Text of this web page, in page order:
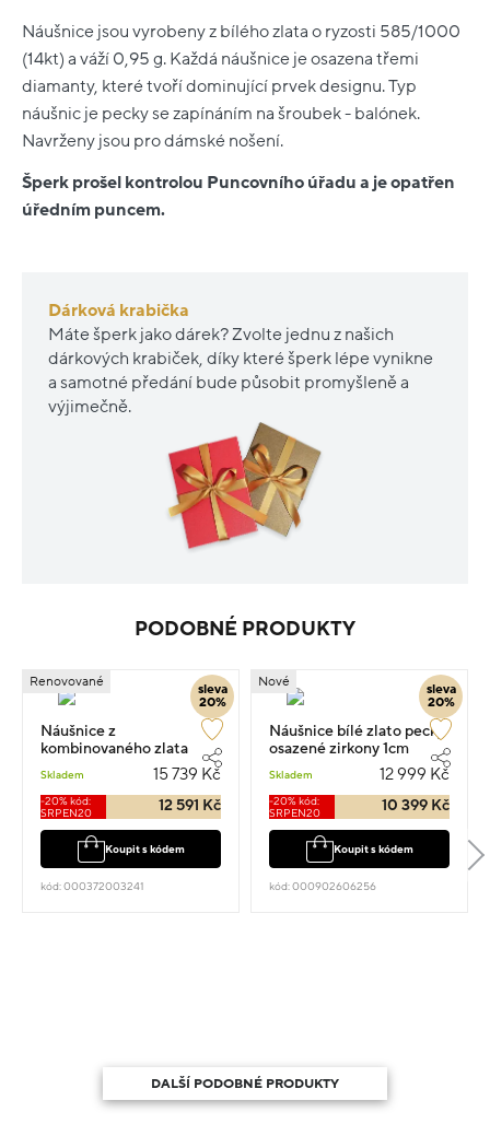
Náušnice jsou vyrobeny z bílého zlata o ryzosti 585/1000
(14kt) a váží 0,95 g. Každá náušnice je osazena třemi
diamanty, které tvoří dominující prvek designu. Typ
náušnic je pecky se zapínáním na šroubek - balónek.
Navrženy jsou pro dámské nošení.
Šperk prošel kontrolou Puncovního úřadu a je opatřen
úředním puncem.
Dárková krabička
Máte šperk jako dárek? Zvolte jednu z našich
dárkových krabiček, díky které šperk lépe vynikne
a samotné předání bude působit promyšleně a
výjimečně.
PODOBNÉ PRODUKTY
sleva
20%
Renovované
Náušnice z
kombinovaného zlata
květina pecky 4.95g
Skladem 15 739 Kč
-20% kód:
SRPEN20
12 591 Kč
Koupit s kódem
kód: 000372003241
sleva
20%
Nové
Náušnice bílé zlato pecky
osazené zirkony 1cm
Skladem 12 999 Kč
-20% kód:
SRPEN20
10 399 Kč
Koupit s kódem
kód: 000902606256
DALŠÍ PODOBNÉ PRODUKTY